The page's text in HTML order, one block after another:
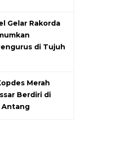
Gelar Rakorda
di Tujuh
Merah
Berdiri di
Antang